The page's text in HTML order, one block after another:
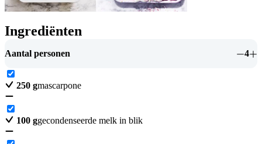
Ingrediënten
Aantal personen 4
250 gmascarpone
100 ggecondenseerde melk in blik